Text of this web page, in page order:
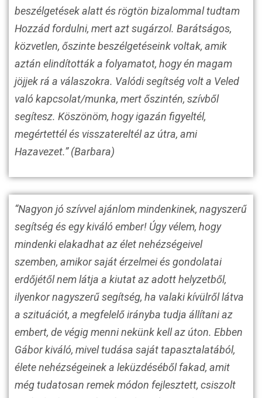
beszélgetések alatt és rögtön bizalommal tudtam
Hozzád fordulni, mert azt sugárzol. Barátságos,
közvetlen, őszinte beszélgetéseink voltak, amik
aztán elindították a folyamatot, hogy én magam
jöjjek rá a válaszokra. Valódi segítség volt a Veled
való kapcsolat/munka, mert őszintén, szívből
segítesz. Köszönöm, hogy igazán figyeltél,
megértettél és visszatereltél az útra, ami
Hazavezet.” (Barbara)
“Nagyon jó szívvel ajánlom mindenkinek, nagyszerű
segítség és egy kiváló ember! Úgy vélem, hogy
mindenki elakadhat az élet nehézségeivel
szemben, amikor saját érzelmei és gondolatai
erdőjétől nem látja a kiutat az adott helyzetből,
ilyenkor nagyszerű segítség, ha valaki kívülről látva
a szituációt, a megfelelő irányba tudja állítani az
embert, de végig menni nekünk kell az úton. Ebben
Gábor kiváló, mivel tudása saját tapasztalatából,
élete nehézségeinek a leküzdéséből fakad, amit
még tudatosan remek módon fejlesztett, csiszolt